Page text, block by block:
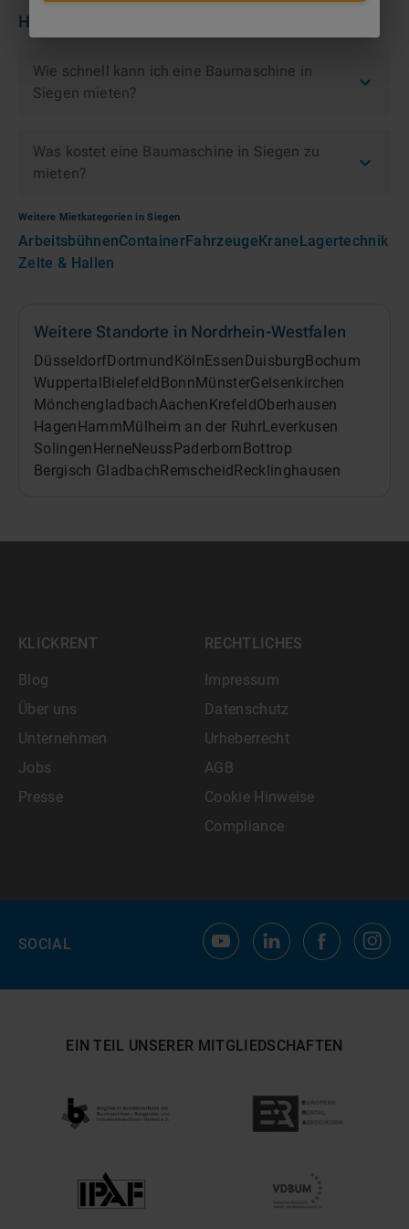
Häufige Fragen zu
Wie schnell kann ich eine Baumaschine in
Siegen mieten?
Was kostet eine Baumaschine in Siegen zu
mieten?
Weitere Mietkategorien in Siegen
ArbeitsbühnenContainerFahrzeugeKraneLagertechnik
Zelte & Hallen
Weitere Standorte in Nordrhein-Westfalen
DüsseldorfDortmund Köln Essen Duisburg Bochum
Wuppertal Bielefeld Bonn MünsterGelsenkirchen
MönchengladbachAachen Krefeld Oberhausen
Hagen Hamm Mülheim an der RuhrLeverkusen
Solingen HerneNeuss Paderborn Bottrop
Bergisch Gladbach Remscheid Recklinghausen
KLICKRENT
Blog
Über uns
Unternehmen
Jobs
Presse
RECHTLICHES
Impressum
Datenschutz
Urheberrecht
AGB
Cookie Hinweise
Compliance
SOCIAL
EIN TEIL UNSERER MITGLIEDSCHAFTEN